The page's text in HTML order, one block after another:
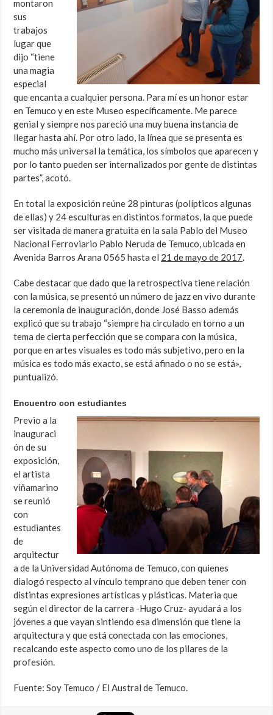
montaron
sus
trabajos
lugar que
dijo “tiene
una magia
especial
que encanta a cualquier persona. Para mí es un honor estar
en Temuco y en este Museo específicamente. Me parece
genial y siempre nos pareció una muy buena instancia de
llegar hasta ahí. Por otro lado, la línea que se presenta es
mucho más universal la temática, los símbolos que aparecen y
por lo tanto pueden ser internalizados por gente de distintas
partes”, acotó.
En total la exposición reúne 28 pinturas (polípticos algunas
de ellas) y 24 esculturas en distintos formatos, la que puede
ser visitada de manera gratuita en la sala Pablo del Museo
Nacional Ferroviario Pablo Neruda de Temuco, ubicada en
Avenida Barros Arana 0565 hasta el 21 de mayo de 2017.
Cabe destacar que dado que la retrospectiva tiene relación
con la música, se presentó un número de jazz en vivo durante
la ceremonia de inauguración, donde José Basso además
explicó que su trabajo “siempre ha circulado en torno a un
tema de cierta perfección que se compara con la música,
porque en artes visuales es todo más subjetivo, pero en la
música es todo más exacto, se está afinado o no se está»,
puntualizó.
Encuentro con estudiantes
Previo a la
inauguraci
ón de su
exposición,
el artista
viñamarino
se reunió
con
estudiantes
de
arquitectur
a de la Universidad Autónoma de Temuco, con quienes
dialogó respecto al vínculo temprano que deben tener con
distintas expresiones artísticas y plásticas. Materia que
según el director de la carrera -Hugo Cruz- ayudará a los
jóvenes a que vayan sintiendo esa dimensión que tiene la
arquitectura y que está conectada con las emociones,
recalcando este aspecto como uno de los pilares de la
profesión.
Fuente: Soy Temuco / El Austral de Temuco.